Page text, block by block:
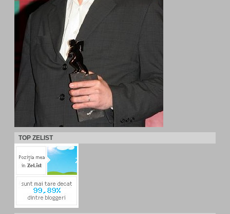
TOP ZELIST